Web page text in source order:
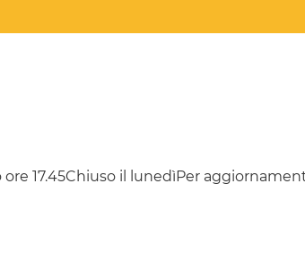
17.45Chiuso il lunedìPer